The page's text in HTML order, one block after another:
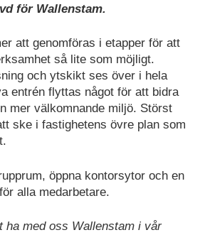
för Wallenstam.
att genomföras i etapper för att
så lite som möjligt.
och ytskikt ses över i hela
entrén flyttas något för att bidra
mer välkomnande miljö. Störst
ske i fastighetens övre plan som
öppna kontorsytor och en
alla medarbetare.
ha med oss Wallenstam i vår